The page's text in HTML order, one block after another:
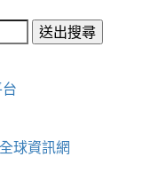
送出搜尋
球資訊網